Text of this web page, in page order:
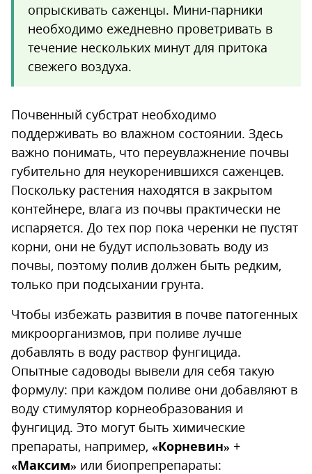
опрыскивать саженцы. Мини-парники
необходимо ежедневно проветривать в
течение нескольких минут для притока
свежего воздуха.
Почвенный субстрат необходимо
поддерживать во влажном состоянии. Здесь
важно понимать, что переувлажнение почвы
губительно для неукоренившихся саженцев.
Поскольку растения находятся в закрытом
контейнере, влага из почвы практически не
испаряется. До тех пор пока черенки не пустят
корни, они не будут использовать воду из
почвы, поэтому полив должен быть редким,
только при подсыхании грунта.
Чтобы избежать развития в почве патогенных
микроорганизмов, при поливе лучше
добавлять в воду раствор фунгицида.
Опытные садоводы вывели для себя такую
формулу: при каждом поливе они добавляют в
воду стимулятор корнеобразования и
фунгицид. Это могут быть химические
препараты, например, «Корневин» +
«Максим» или биопрепрепараты: